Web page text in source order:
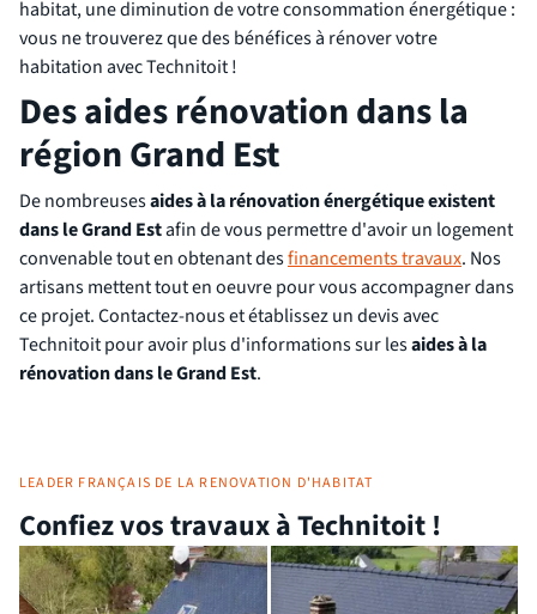
habitat, une diminution de votre consommation énergétique :
vous ne trouverez que des bénéfices à rénover votre
habitation avec Technitoit !
Des aides rénovation dans la
région Grand Est
De nombreusesaides à la rénovation énergétique existent
dans le Grand Estafin de vous permettre d'avoir un logement
convenable tout en obtenant desfinancements travaux. Nos
artisans mettent tout en oeuvre pour vous accompagner dans
ce projet. Contactez-nous et établissez un devis avec
Technitoit pour avoir plus d'informations sur lesaides à la
rénovation dans le Grand Est.
LEADER FRANÇAIS DE LA RENOVATION D'HABITAT
Confiez vos travaux à Technitoit !